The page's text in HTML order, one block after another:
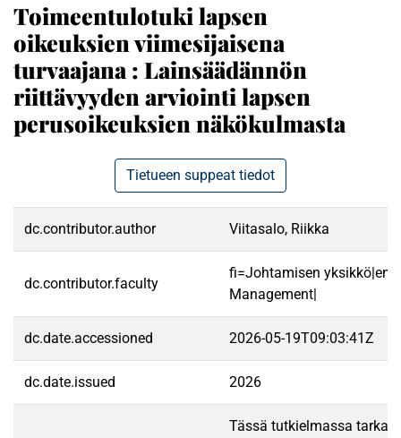
Toimeentulotuki lapsen
oikeuksien viimesijaisena
turvaajana : Lainsäädännön
riittävyyden arviointi lapsen
perusoikeuksien näkökulmasta
Tietueen suppeat tiedot
dc.contributor.author Viitasalo, Riikka
dc.contributor.faculty
fi=Johtamisen
Management|
dc.date.accessioned 2026-05-19T09:03:41Z
dc.date.issued 2026
Tässä tutkielmassa